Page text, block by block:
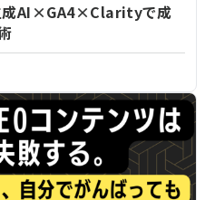
成AI×GA4×Clarityで成